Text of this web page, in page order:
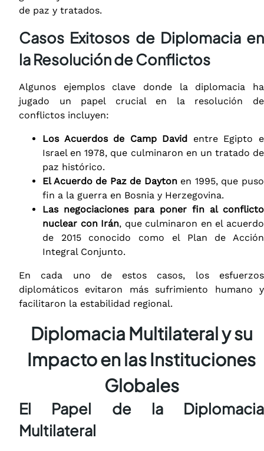
de paz y tratados.
Casos Exitosos de Diplomacia en
la Resolución de Conflictos
Algunos ejemplos clave donde la diplomacia ha
jugado un papel crucial en la resolución de
conflictos incluyen:
Los Acuerdos de Camp David entre Egipto e
Israel en 1978, que culminaron en un tratado de
paz histórico.
El Acuerdo de Paz de Daytonen 1995, que puso
fin a la guerra en Bosnia y Herzegovina.
Las negociaciones para poner fin al conflicto
nuclear con Irán, que culminaron en el acuerdo
de 2015 conocido como el Plan de Acción
Integral Conjunto.
En cada uno de estos casos, los esfuerzos
diplomáticos evitaron más sufrimiento humano y
facilitaron la estabilidad regional.
Diplomacia Multilateral y su
Impacto en las Instituciones
Globales
El Papel de la Diplomacia
Multilateral